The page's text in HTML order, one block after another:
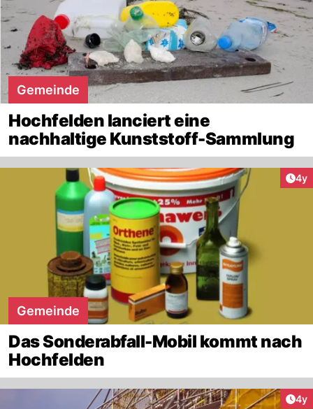
Gemeinde
Hochfelden lanciert eine
nachhaltige Kunststoff-Sammlung
4y
Gemeinde
Das Sonderabfall-Mobil kommt nach
Hochfelden
4y